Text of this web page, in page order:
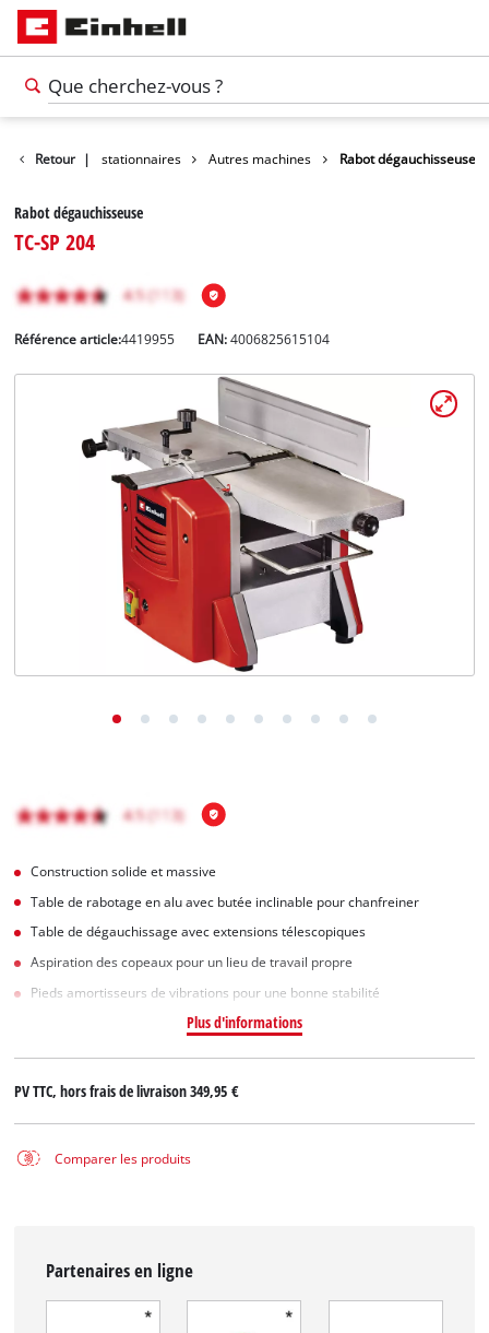
Retour |
Outils stationnaires Autres machines Rabot dégauchisseuse
Rabot dégauchisseuse
TC-SP 204
Référence article:4419955 EAN:4006825615104
Construction solide et massive
Table de rabotage en alu avec butée inclinable pour chanfreiner
Table de dégauchissage avec extensions télescopiques
Aspiration des copeaux pour un lieu de travail propre
Pieds amortisseurs de vibrations pour une bonne stabilité
Plus d'informations
PV TTC, hors frais de livraison349,95 €
Comparer les produits
Partenaires en ligne